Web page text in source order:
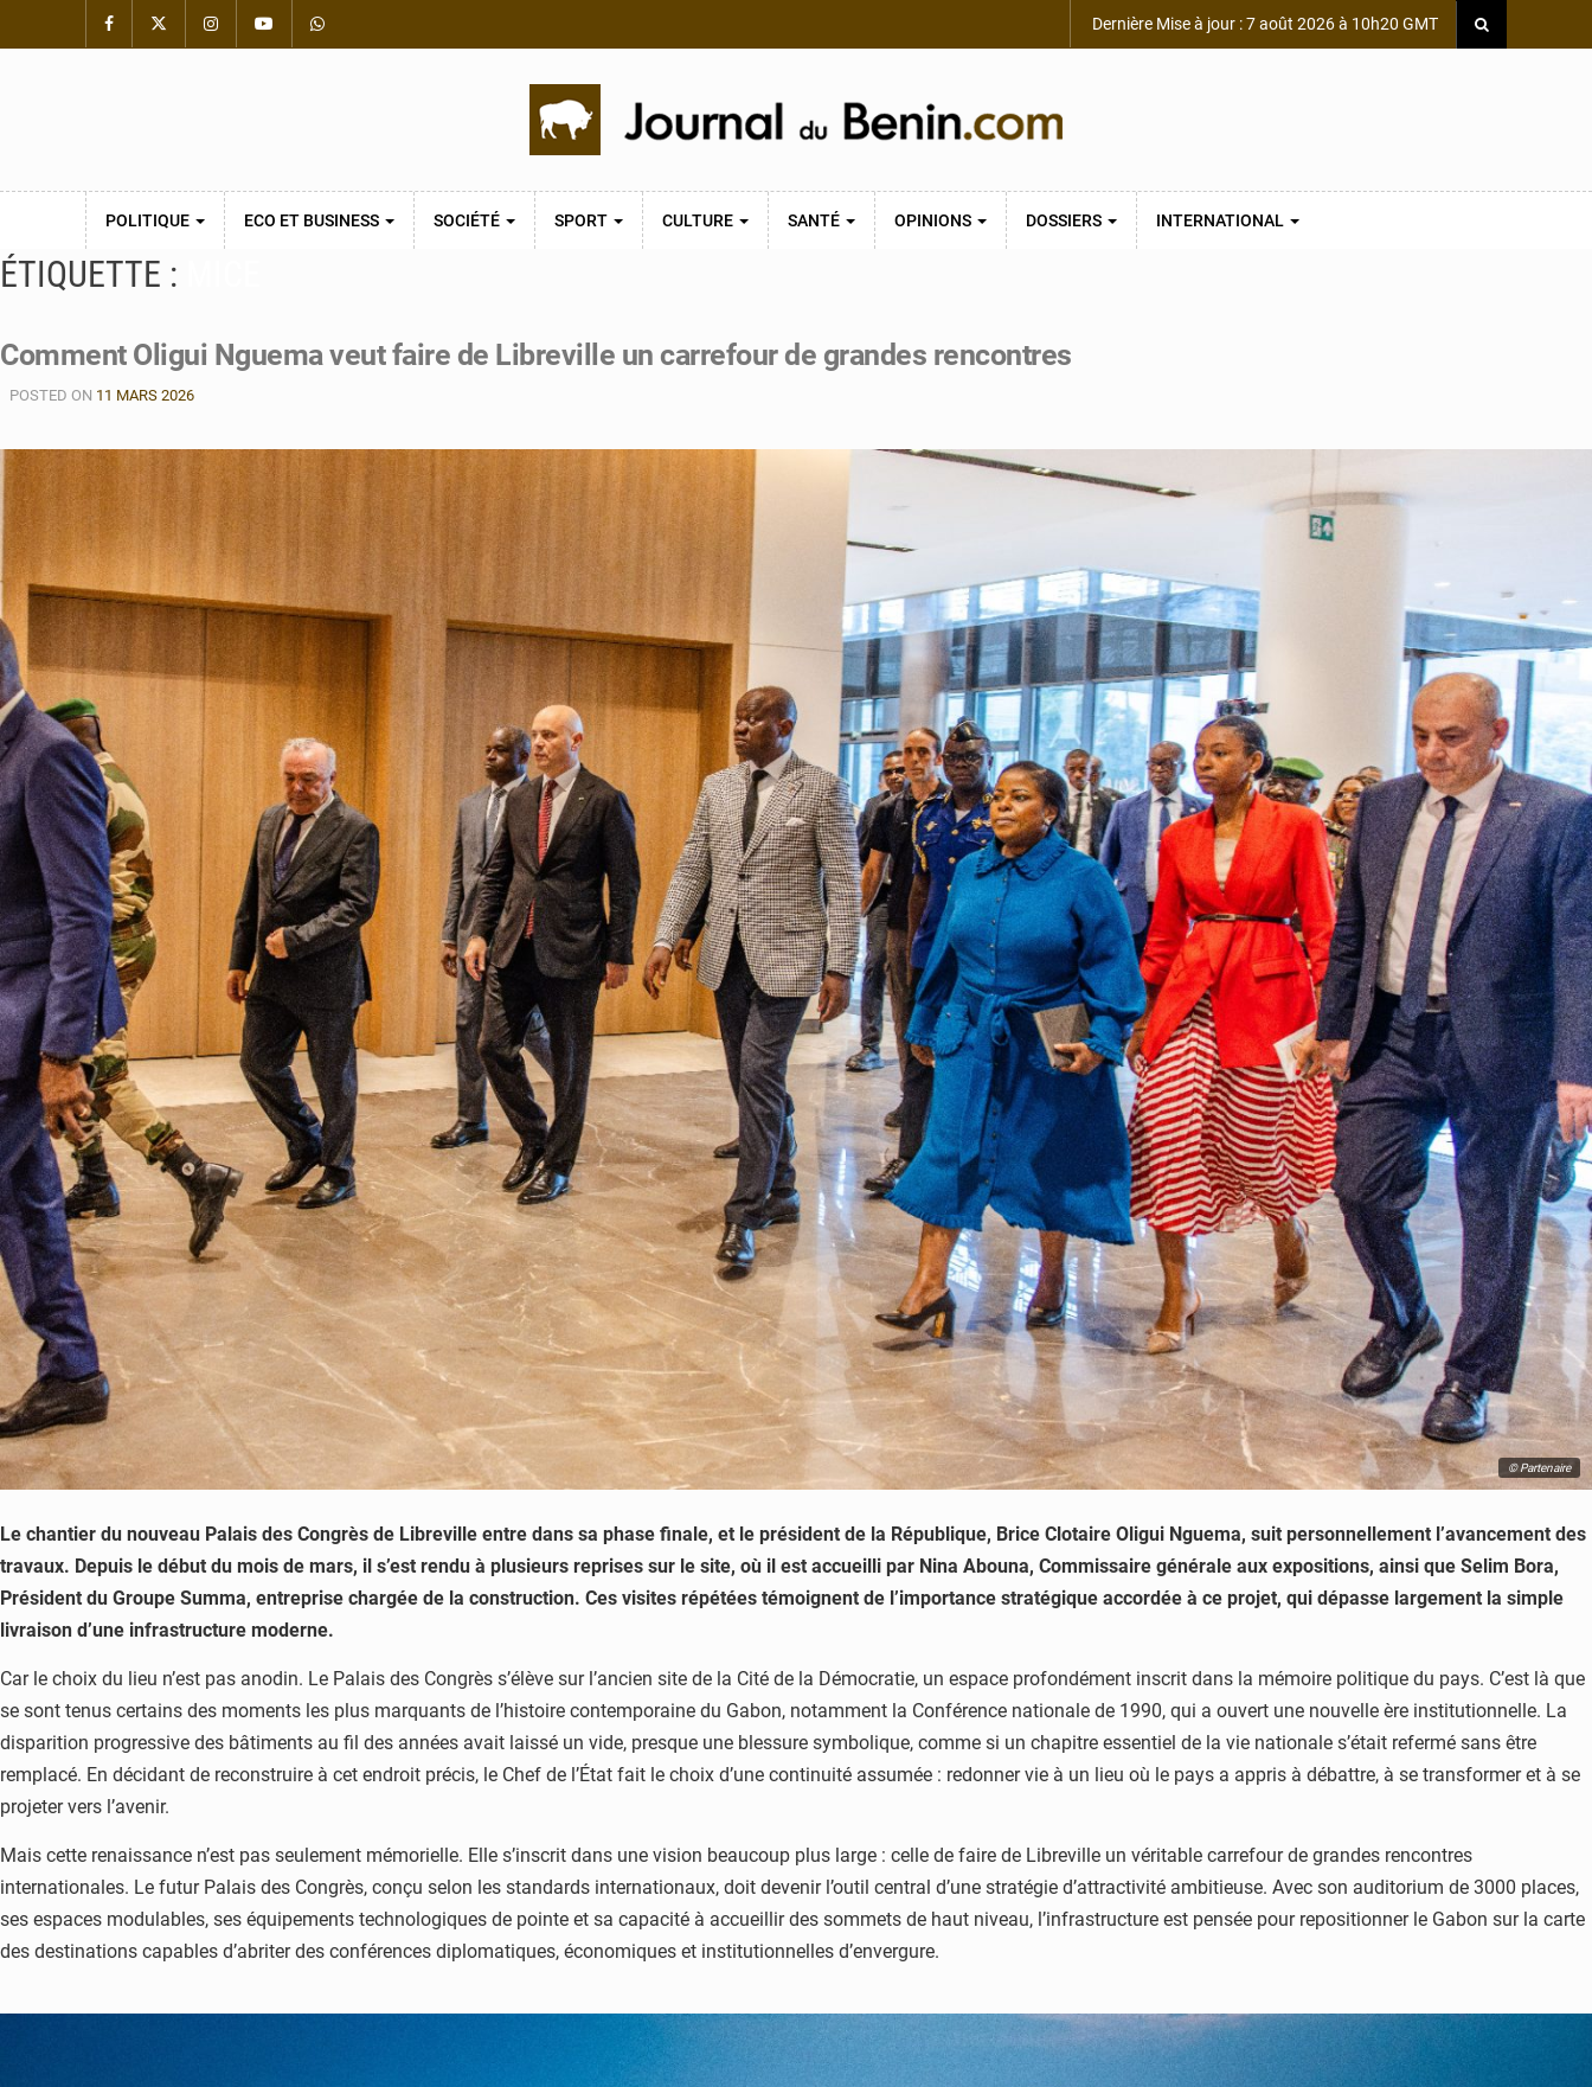
Dernière Mise à jour : 7 août 2026 à 10h20 GMT
POLITIQUE ECO ET BUSINESS SOCIÉTÉ SPORT CULTURE SANTÉ OPINIONS DOSSIERS INTERNATIONAL
ÉTIQUETTE :
Comment Oligui Nguema veut faire de Libreville un carrefour de grandes rencontres
POSTED ON 11 MARS 2026
© Partenaire
Le chantier du nouveau Palais des Congrès de Libreville entre dans sa phase finale, et le président de la République, Brice Clotaire Oligui Nguema, suit personnellement l’avancement des
travaux. Depuis le début du mois de mars, il s’est rendu à plusieurs reprises sur le site, où il est accueilli par Nina Abouna, Commissaire générale aux expositions, ainsi que Selim Bora,
Président du Groupe Summa, entreprise chargée de la construction. Ces visites répétées témoignent de l’importance stratégique accordée à ce projet, qui dépasse largement la simple
livraison d’une infrastructure moderne.
Car le choix du lieu n’est pas anodin. Le Palais des Congrès s’élève sur l’ancien site de la Cité de la Démocratie, un espace profondément inscrit dans la mémoire politique du pays. C’est là que
se sont tenus certains des moments les plus marquants de l’histoire contemporaine du Gabon, notamment la Conférence nationale de 1990, qui a ouvert une nouvelle ère institutionnelle. La
disparition progressive des bâtiments au fil des années avait laissé un vide, presque une blessure symbolique, comme si un chapitre essentiel de la vie nationale s’était refermé sans être
remplacé. En décidant de reconstruire à cet endroit précis, le Chef de l’État fait le choix d’une continuité assumée : redonner vie à un lieu où le pays a appris à débattre, à se transformer et à se
projeter vers l’avenir.
Mais cette renaissance n’est pas seulement mémorielle. Elle s’inscrit dans une vision beaucoup plus large : celle de faire de Libreville un véritable carrefour de grandes rencontres
internationales. Le futur Palais des Congrès, conçu selon les standards internationaux, doit devenir l’outil central d’une stratégie d’attractivité ambitieuse. Avec son auditorium de 3000 places,
ses espaces modulables, ses équipements technologiques de pointe et sa capacité à accueillir des sommets de haut niveau, l’infrastructure est pensée pour repositionner le Gabon sur la carte
des destinations capables d’abriter des conférences diplomatiques, économiques et institutionnelles d’envergure.